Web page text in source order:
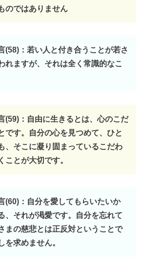
のではありません
(58)：若い人と付き合うことが若さ
れますが、それは全く常識的なこ
(59)：自由に生きるとは、心のこだ
です。自分の心を見つめて、ひと
、そこに凝り固まっているこだわ
ことが大切です。
(60)：自分を愛してもらいたいか
、それが渇愛です。自分を忘れて
まの慈悲とは正反対ということで
を求めません。